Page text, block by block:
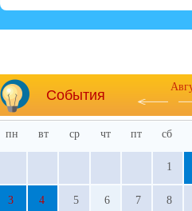
События
пн вт ср чт пт сб
1
3 4 5 6 7 8